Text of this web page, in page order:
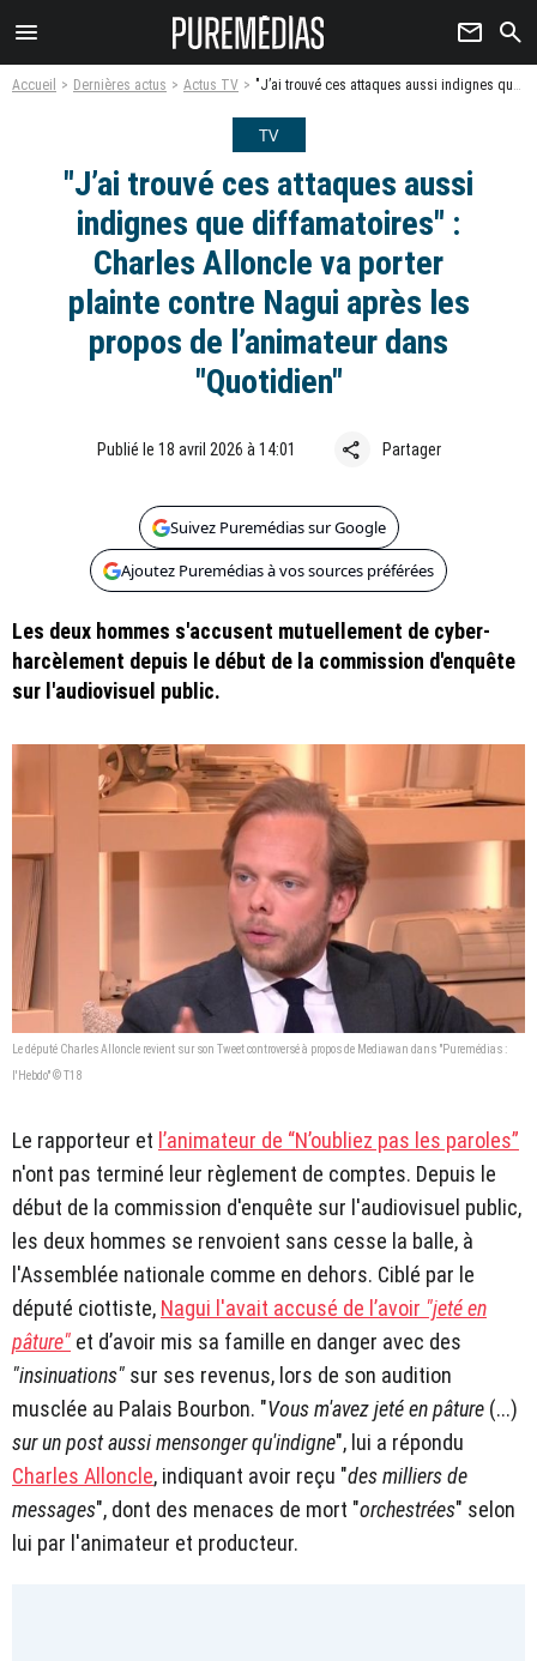
menu newsletter search
Accueil Dernières actus Actus TV "J’ai trouvé ces attaques aussi indignes que diffamatoires" : Charles Alloncle va porter plainte contre Nagui après les propos de l’animateur dans "Quotidien"
TV
"J’ai trouvé ces attaques aussi
indignes que diffamatoires" :
Charles Alloncle va porter
plainte contre Nagui après les
propos de l’animateur dans
"Quotidien"
Publié le 18 avril 2026 à 14:01 share Partager
Suivez Puremédias sur Google
Ajoutez Puremédias à vos sources préférées
Les deux hommes s'accusent mutuellement de cyber-
harcèlement depuis le début de la commission d'enquête
sur l'audiovisuel public.
Le député Charles Alloncle revient sur son Tweet controversé à propos de Mediawan dans "Puremédias :
l'Hebdo" © T18
Le rapporteur et l’animateur de “N’oubliez pas les paroles”
n'ont pas terminé leur règlement de comptes. Depuis le
début de la commission d'enquête sur l'audiovisuel public,
les deux hommes se renvoient sans cesse la balle, à
l'Assemblée nationale comme en dehors. Ciblé par le
député ciottiste, Nagui l'avait accusé de l’avoir "jeté en
pâture" et d’avoir mis sa famille en danger avec des
"insinuations" sur ses revenus, lors de son audition
musclée au Palais Bourbon. "Vous m'avez jeté en pâture (...)
sur un post aussi mensonger qu'indigne", lui a répondu
Charles Alloncle, indiquant avoir reçu "des milliers de
messages", dont des menaces de mort "orchestrées" selon
lui par l'animateur et producteur.